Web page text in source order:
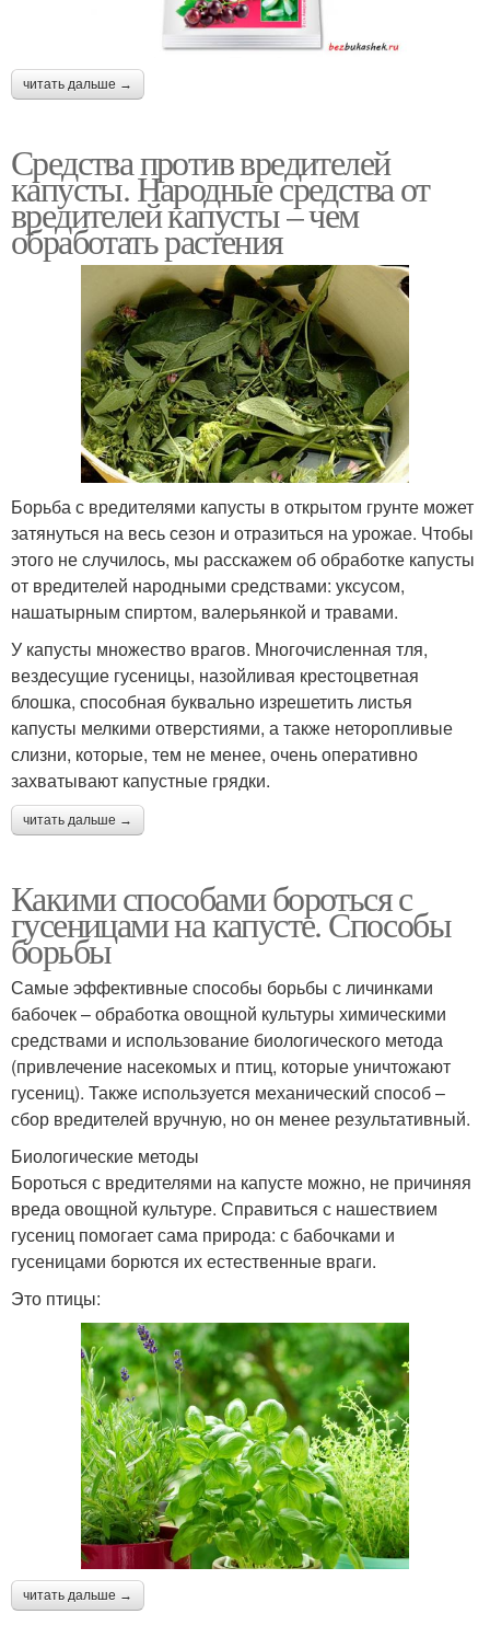
читать дальше →
Средства против вредителей
капусты. Народные средства от
вредителей капусты – чем
обработать растения
Борьба с вредителями капусты в открытом грунте может
затянуться на весь сезон и отразиться на урожае. Чтобы
этого не случилось, мы расскажем об обработке капусты
от вредителей народными средствами: уксусом,
нашатырным спиртом, валерьянкой и травами.
У капусты множество врагов. Многочисленная тля,
вездесущие гусеницы, назойливая крестоцветная
блошка, способная буквально изрешетить листья
капусты мелкими отверстиями, а также неторопливые
слизни, которые, тем не менее, очень оперативно
захватывают капустные грядки.
читать дальше →
Какими способами бороться с
гусеницами на капусте. Способы
борьбы
Самые эффективные способы борьбы с личинками
бабочек – обработка овощной культуры химическими
средствами и использование биологического метода
(привлечение насекомых и птиц, которые уничтожают
гусениц). Также используется механический способ –
сбор вредителей вручную, но он менее результативный.
Биологические методы
Бороться с вредителями на капусте можно, не причиняя
вреда овощной культуре. Справиться с нашествием
гусениц помогает сама природа: с бабочками и
гусеницами борются их естественные враги.
Это птицы:
читать дальше →